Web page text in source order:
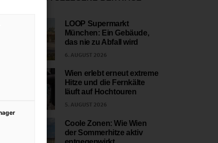
LOOP Supermarkt
München: Ein Gebäude,
das nie zu Abfall wird
6. AUGUST 2026
Wien erlebt erneut extreme
Hitze und die Fernkälte
läuft auf Hochtouren
5. AUGUST 2026
Coole Zonen: Wie Wien
der Sommerhitze aktiv